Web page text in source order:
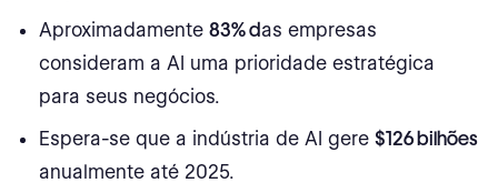
Aproximadamente83% d as empresas
consideram a AI uma prioridade estratégica
para seus negócios.
Espera-se que a indústria de AI gere$126 bilhões
anualmente até 2025.